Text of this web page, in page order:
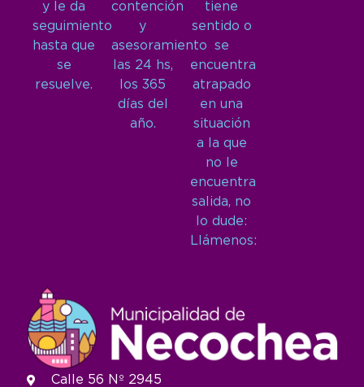
y le da
seguimiento
hasta que
se
resuelve.
contención
y
asesoramiento
las 24 hs,
los 365
días del
año.
tiene
sentido o
se
encuentra
atrapado
en una
situación
a la que
no le
encuentra
salida, no
lo dude:
Llámenos:
Calle 56 Nº 2945